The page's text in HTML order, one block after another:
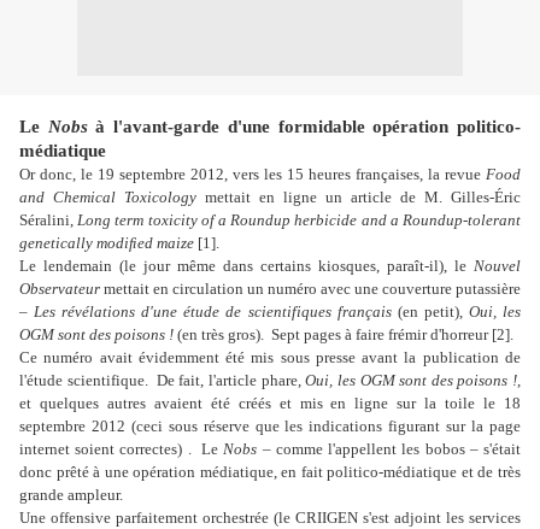
Le Nobsà l'avant-garde d'une formidable opération politico-
médiatique
Or donc, le 19 septembre 2012, vers les 15 heures françaises, la revue Food
and Chemical Toxicology mettait en ligne un article de M. Gilles-Éric
Séralini,Long term toxicity of a Roundup herbicide and a Roundup-tolerant
genetically modiﬁed maize [1].
Le lendemain (le jour même dans certains kiosques, paraît-il), le Nouvel
Observateur mettait en circulation un numéro avec une couverture putassière
–Les révélations d'une étude de scientifiques français(en petit), Oui, les
OGM sont des poisons ! (en très gros). Sept pages à faire frémir d'horreur [2].
Ce numéro avait évidemment été mis sous presse avant la publication de
l'étude scientifique. De fait, l'article phare,Oui, les OGM sont des poisons !,
et quelques autres avaient été créés et mis en ligne sur la toile le 18
septembre 2012 (ceci sous réserve que les indications figurant sur la page
internet soient correctes) . LeNobs – comme l'appellent les bobos – s'était
donc prêté à une opération médiatique, en fait politico-médiatique et de très
grande ampleur.
Une offensive parfaitement orchestrée (le CRIIGEN s'est adjoint les services